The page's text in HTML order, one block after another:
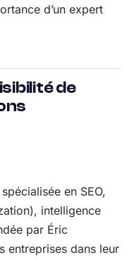
d’un expert
de
en SEO,
intelligence
par Éric
entreprises dans leur